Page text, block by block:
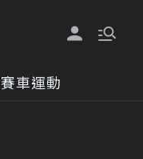
賽車運動